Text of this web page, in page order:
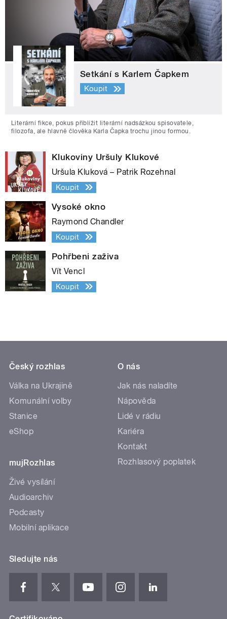
Setkání s Karlem Čapkem
Koupit
Literární fikce, pokus přiblížit literární nadsázkou spisovatele,
filozofa, ale hlavně člověka Karla Čapka trochu jinou formou.
Klukoviny Uršuly Klukové
Uršula Kluková – Patrik Rozehnal
Koupit
Vysoké okno
Raymond Chandler
Koupit
Pohřbeni zaživa
Vít Vencl
Koupit
Český rozhlas
Válka na Ukrajině
Komunální volby
Stanice
eShop
mujRozhlas
Živé vysílání
Audioarchiv
Podcasty
Mobilní aplikace
O nás
Jak nás naladíte
Nápověda
Lidé v rádiu
Kariéra
Kontakt
Rozhlasový poplatek
Sledujte nás